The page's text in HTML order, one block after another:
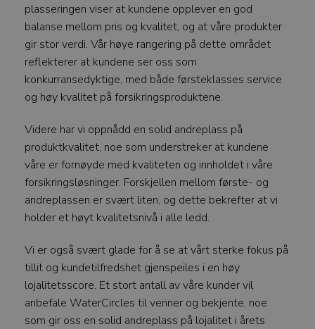
plasseringen viser at kundene opplever en god
balanse mellom pris og kvalitet, og at våre produkter
gir stor verdi. Vår høye rangering på dette området
reflekterer at kundene ser oss som
konkurransedyktige, med både førsteklasses service
og høy kvalitet på forsikringsproduktene.
Videre har vi oppnådd en solid andreplass på
produktkvalitet, noe som understreker at kundene
våre er fornøyde med kvaliteten og innholdet i våre
forsikringsløsninger. Forskjellen mellom første- og
andreplassen er svært liten, og dette bekrefter at vi
holder et høyt kvalitetsnivå i alle ledd.
Vi er også svært glade for å se at vårt sterke fokus på
tillit og kundetilfredshet gjenspeiles i en høy
lojalitetsscore. Et stort antall av våre kunder vil
anbefale WaterCircles til venner og bekjente, noe
som gir oss en solid andreplass på lojalitet i årets